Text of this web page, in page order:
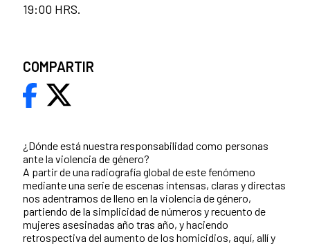
¿Dónde está nuestra responsabilidad como personas
ante la violencia de género?
A partir de una radiografía global de este fenómeno
mediante una serie de escenas intensas, claras y directas
nos adentramos de lleno en la violencia de género,
partiendo de la simplicidad de números y recuento de
mujeres asesinadas año tras año, y haciendo
retrospectiva del aumento de los homicidios, aquí, allí y
19:00 HRS.
COMPARTIR